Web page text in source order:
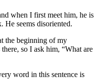
when I first meet him, he is
He seems disoriented.
the beginning of my
so I ask him, “What are
word in this sentence is